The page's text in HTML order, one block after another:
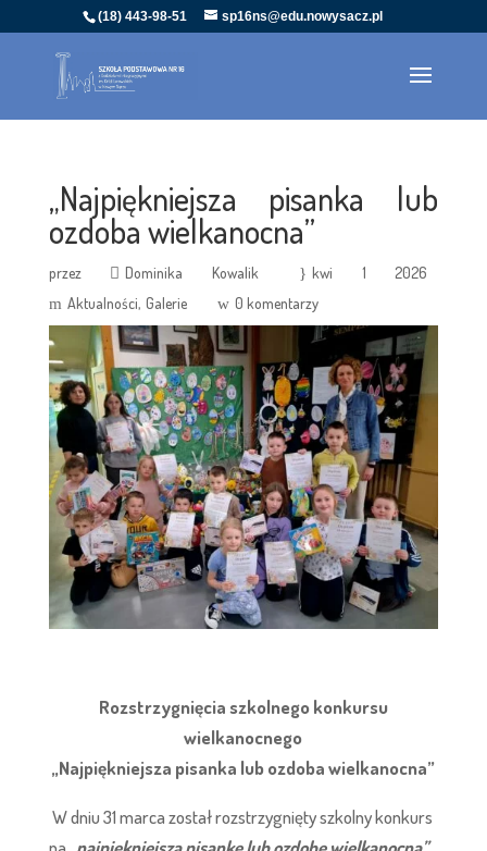
(18) 443-98-51 sp16ns@edu.nowysacz.pl
„Najpiękniejsza pisanka lub
ozdoba wielkanocna”
przez Dominika Kowalik
kwi 1 2026
Aktualności Galerie 0 komentarzy
Rozstrzygnięcia szkolnego konkursu
wielkanocnego
„Najpiękniejsza pisanka lub ozdoba wielkanocna”
W dniu 31 marca został rozstrzygnięty szkolny konkurs